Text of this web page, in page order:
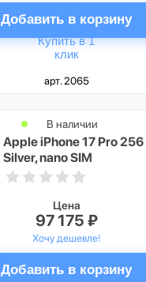
Добавить в корзину
Купить в 1
клик
арт. 2065
Apple iPhone 17 Pro 256
Silver, nano SIM
В наличии
Цена
97 175 ₽
Хочу дешевле!
Добавить в корзину